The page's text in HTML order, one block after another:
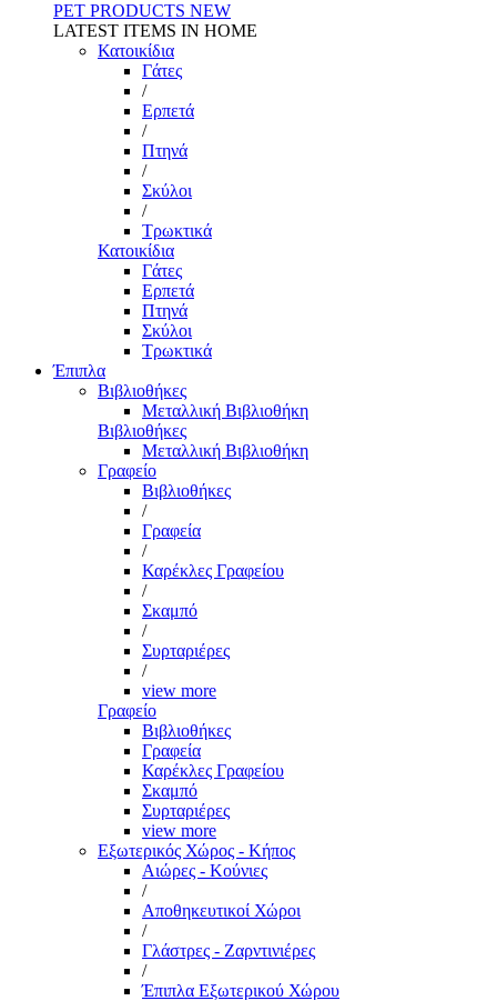
PET PRODUCTS NEW
LATEST ITEMS IN HOME
Κατοικίδια
Γάτες
/
Ερπετά
/
Πτηνά
/
Σκύλοι
/
Τρωκτικά
Κατοικίδια
Γάτες
Ερπετά
Πτηνά
Σκύλοι
Τρωκτικά
Έπιπλα
Βιβλιοθήκες
Μεταλλική Βιβλιοθήκη
Βιβλιοθήκες
Μεταλλική Βιβλιοθήκη
Γραφείο
Βιβλιοθήκες
/
Γραφεία
/
Καρέκλες Γραφείου
/
Σκαμπό
/
Συρταριέρες
/
view more
Γραφείο
Βιβλιοθήκες
Γραφεία
Καρέκλες Γραφείου
Σκαμπό
Συρταριέρες
view more
Εξωτερικός Χώρος - Κήπος
Αιώρες - Κούνιες
/
Αποθηκευτικοί Χώροι
/
Γλάστρες - Ζαρντινιέρες
/
Έπιπλα Εξωτερικού Χώρου